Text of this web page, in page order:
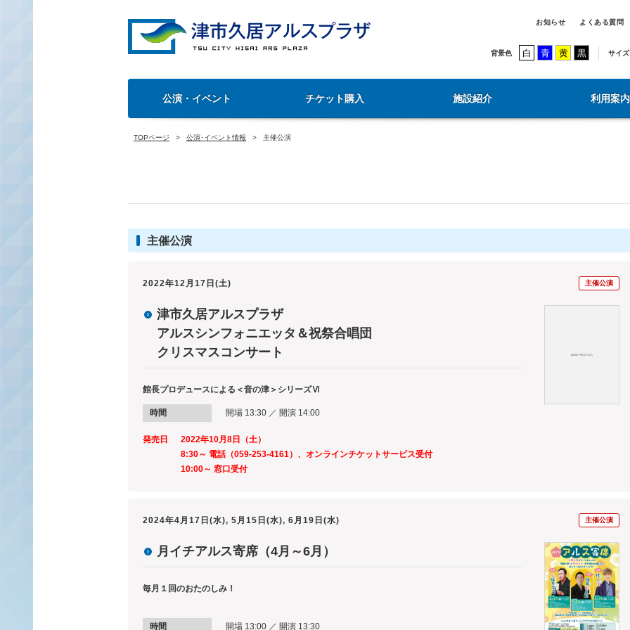
お知らせ よくある質問
背景色 白 青 黄 黒 サイズ
公演・イベント チケット購入 施設紹介 利用案内
TOPページ 公演･イベント情報 主催公演
主催公演
2022年12月17日(土) 主催公演
津市久居アルスプラザ
アルスシンフォニエッタ＆祝祭合唱団
クリスマスコンサート
館長プロデュースによる＜音の津＞シリーズⅥ
時間 開場 13:30 ／ 開演 14:00
発売日
2022年10月8日（土）
8:30～ 電話（059-253-4161）、オンラインチケットサービス受付
10:00～ 窓口受付
2024年4月17日(水), 5月15日(水), 6月19日(水) 主催公演
月イチアルス寄席（4月～6月）
毎月１回のおたのしみ！
時間 開場 13:00 ／ 開演 13:30